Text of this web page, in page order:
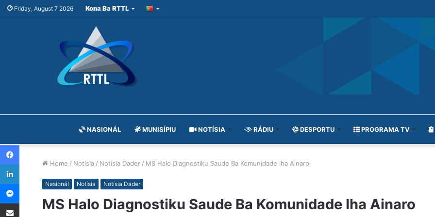
Friday, August 7 2026 Kona Ba RTTL
NASIONÁL MUNISÍPIU NOTÍSIA RÁDIU DESPORTU PROGRAMA TV
Home / Notísia / Notísia Dader / MS Halo Diagnostiku Saude Ba Komunidade Iha Ainaro
Nasionál Notísia Notísia Dader
MS Halo Diagnostiku Saude Ba Komunidade Iha Ainaro
Facebook
LinkedIn
Messenger